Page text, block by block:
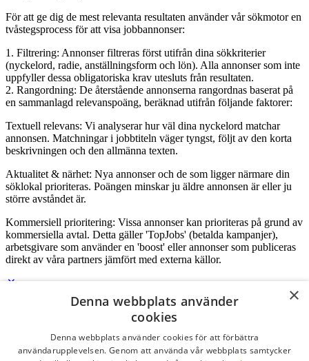
För att ge dig de mest relevanta resultaten använder vår sökmotor en
tvåstegsprocess för att visa jobbannonser:
1. Filtrering: Annonser filtreras först utifrån dina sökkriterier
(nyckelord, radie, anställningsform och lön). Alla annonser som inte
uppfyller dessa obligatoriska krav utesluts från resultaten.
2. Rangordning: De återstående annonserna rangordnas baserat på
en sammanlagd relevanspoäng, beräknad utifrån följande faktorer:
Textuell relevans: Vi analyserar hur väl dina nyckelord matchar
annonsen. Matchningar i jobbtiteln väger tyngst, följt av den korta
beskrivningen och den allmänna texten.
Aktualitet & närhet: Nya annonser och de som ligger närmare din
söklokal prioriteras. Poängen minskar ju äldre annonsen är eller ju
större avståndet är.
Kommersiell prioritering: Vissa annonser kan prioriteras på grund av
kommersiella avtal. Detta gäller 'TopJobs' (betalda kampanjer),
arbetsgivare som använder en 'boost' eller annonser som publiceras
direkt av våra partners jämfört med externa källor.
Logga in som företag
×
Denna webbplats använder
cookies
Denna webbplats använder cookies för att förbättra
användarupplevelsen. Genom att använda vår webbplats samtycker